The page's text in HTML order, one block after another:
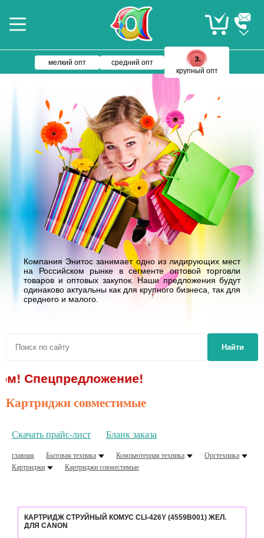
мелкий опт
средний опт
крупный опт
Компания Энитос занимает одно из лидирующих мест
на Российском рынке в сегменте оптовой торговли
товаров и оптовых закупок. Наши предложения будут
одинаково актуальны как для крупного бизнеса, так для
среднего и малого.
Найти
Картриджи совместимые
Скачать прайс-лист Бланк заказа
главная Бытовая техника Компьютерная техника
Оргтехника
Картриджи
Картриджи совместимые
КАРТРИДЖ СТРУЙНЫЙ КОМУС CLI-426Y (4559B001) ЖЕЛ.
ДЛЯ CANON